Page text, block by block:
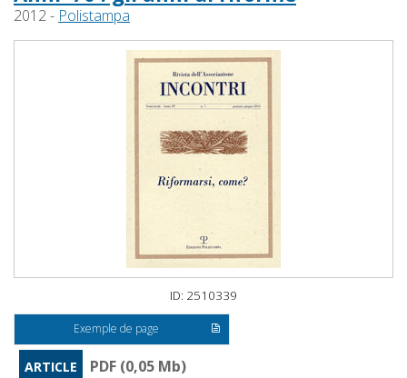
2012 - Polistampa
ID: 2510339
Exemple de page
ARTICLE
PDF (0,05 Mb)